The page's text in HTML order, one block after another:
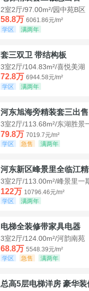
2室2厅/97.00m²/园中苑B区
58.8万 6061.86元/m²
学区
满两年
套三双卫 带结构板
3室2厅/104.83m²/喜悦美湖
72.8万 6944.58元/m²
学区
满两年
河东旭海旁精装套三出售
3室2厅/113.68m²/东湖胜景
79.8万 7019.7元/m²
学区
急售 满两年
河东新区峰景里全临江
3室2厅/113.00m²/峰景里一
122万 10796.46元/m²
学区
满两年
电梯全装修带家具电器
3室2厅/124.00m²/河韵南苑
68.8万 5548.39元/m²
学区
急售 满两年
总高5层电梯洋房 豪华装